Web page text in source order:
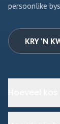
persoonlike
KRY 'N